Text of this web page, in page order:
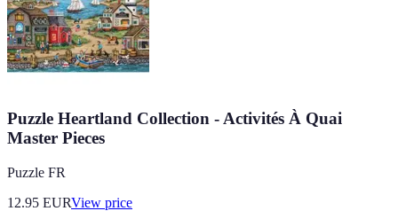
Puzzle Heartland Collection - Activités À Quai
Master Pieces
Puzzle FR
12.95 EURView price